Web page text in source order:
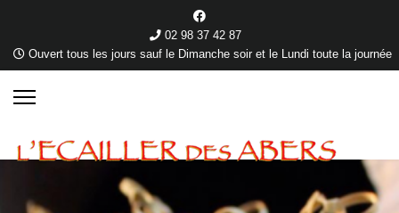
02 98 37 42 87
Ouvert tous les jours sauf le Dimanche soir et le Lundi toute la journée